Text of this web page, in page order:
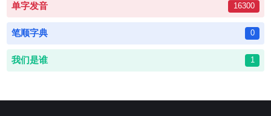
单字发音 16300
笔顺字典 0
我们是谁 1